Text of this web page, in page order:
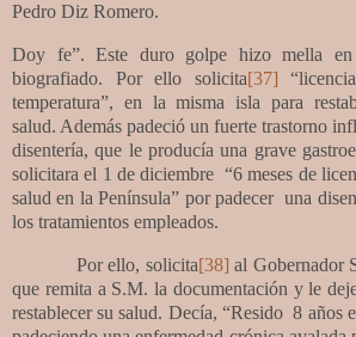
Pedro Diz Romero.
Doy fe”. Este duro golpe hizo mella
biografiado. Por ello solicita[37]
temperatura”, en la misma isla para
salud. Además padeció un fuerte trastorno
disentería, que le producía una grave
solicitara el 1 de diciembre “6 meses de
salud en la Península” por padecer una
los tratamientos empleados.
Por ello, solicita[38] al Gobernador
que remita a S.M. la documentación y le
restablecer su salud. Decía, “Resido 8 años